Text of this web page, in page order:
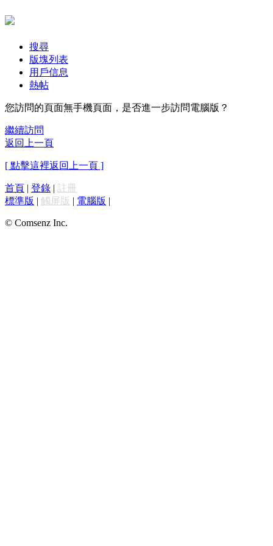
搜尋
版塊列表
用戶信息
熱帖
您訪問的頁面無手機頁面，是否進一步訪問電腦版？
繼續訪問
返回上一頁
[ 點擊這裡返回上一頁 ]
首頁 | 登錄 | 註冊
標準版 | 觸屏版 | 電腦版 |
© Comsenz Inc.